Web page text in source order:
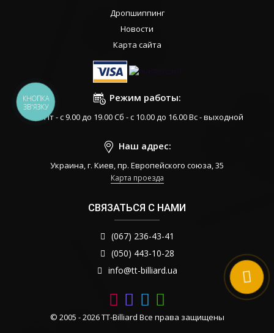
Дропшиппинг
Новости
Карта сайта
Режим работы:
Пн-Пт - с 9.00 до 19.00 Сб - с 10.00 до 16.00 Вс - выходной
Наш адрес:
Украина, г. Киев, пр. Европейского союза, 35
Карта проезда
СВЯЗАТЬСЯ С НАМИ
(067) 236-43-41
(050) 443-10-28
info@tt-billiard.ua
© 2005 - 2026 TT-Billiard Все права защищены
КНОПКА
ЗВ'ЯЗКУ